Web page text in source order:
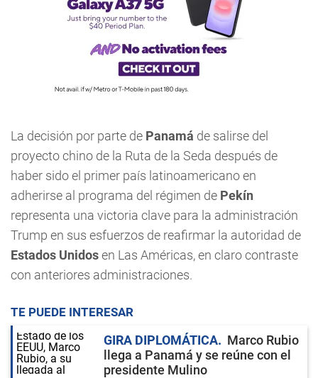
La decisión por parte de Panamá de salirse del
proyecto chino de la Ruta de la Seda después de
haber sido el primer país latinoamericano en
adherirse al programa del régimen de Pekín
representa una victoria clave para la administración
Trump en sus esfuerzos de reafirmar la autoridad de
Estados Unidosen Las Américas, en claro contraste
con anteriores administraciones.
TE PUEDE INTERESAR
GIRA DIPLOMÁTICA
Marco Rubio
llega a Panamá y se reúne con el
presidente Mulino